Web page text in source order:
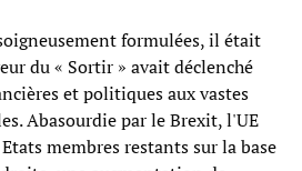
formulées, il était
du « Sortir » avait déclenché
et politiques aux vastes
Abasourdie par le Brexit, l'UE
membres restants sur la base